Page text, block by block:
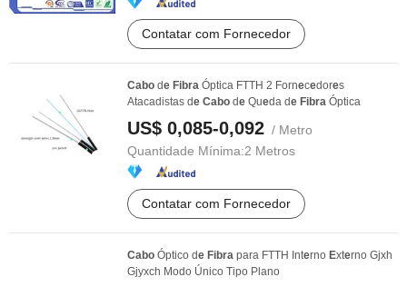
Contatar com Fornecedor
Cabo de Fibra Óptica FTTH 2 Fornecedores
Atacadistas de Cabo de Queda de Fibra Óptica
US$ 0,085-0,092 / Metro
Quantidade Mínima:2 Metros
Contatar com Fornecedor
Cabo Óptico de Fibra para FTTH Interno Externo Gjxh
Gjyxch Modo Único Tipo Plano